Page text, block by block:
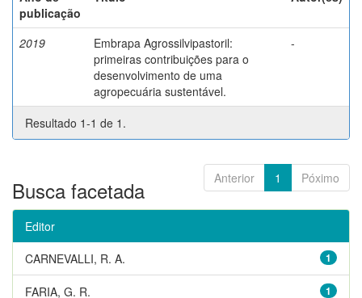
publicação
2019
Embrapa Agrossilvipastoril:
primeiras contribuições para o
desenvolvimento de uma
agropecuária sustentável.
-
Resultado 1-1 de 1.
Anterior 1 Póximo
Busca facetada
Editor
1
CARNEVALLI, R. A.
1
FARIA, G. R.